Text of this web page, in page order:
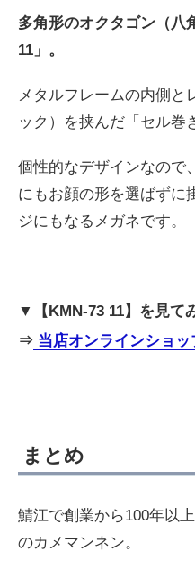
多角形のオクタゴン（八
11」。
メタルフレームの内側と
ック）を挟んだ「セル巻
個性的なデザインなので
にもお顔の形を選ばずに
ジにもなるメガネです。
▼【KMN-73 11】を見て
⇒ 当店オンラインショッ
まとめ
鯖江で創業から100年以
のカメマンネン。